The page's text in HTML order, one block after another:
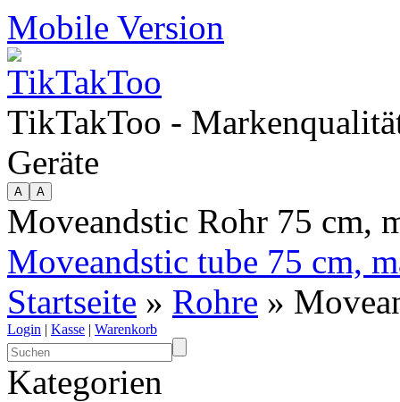
Mobile Version
TikTakToo -
Geräte
Moveandstic Rohr 75 cm,
Moveandstic tube 75 cm,
Startseite » Rohre »
Login | Kasse | Warenkorb
Kategorien